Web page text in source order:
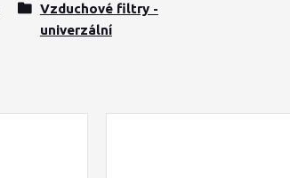
Vzduchové filtry -
univerzální